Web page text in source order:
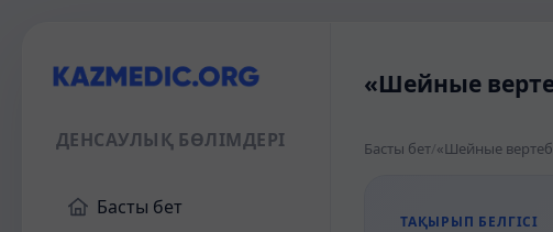
ДЕНСАУЛЫҚ БӨЛІМДЕРІ
Басты бет
«Шейные
Басты бет/«Шейные
ТАҚЫРЫП БЕЛГІСІ